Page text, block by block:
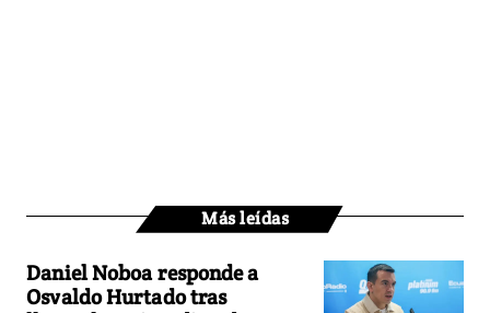
Más leídas
Daniel Noboa responde a
Osvaldo Hurtado tras